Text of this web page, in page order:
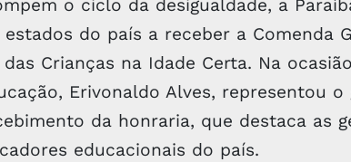
o ciclo da desigualdade, a
do país a receber a Comenda
Crianças na Idade Certa. Na
Erivonaldo Alves, representou o
da honraria, que destaca as
educacionais do país.